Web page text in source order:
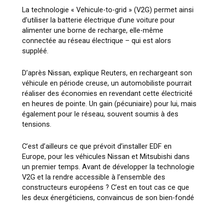
La technologie « Vehicule-to-grid » (V2G) permet ainsi
d’utiliser la batterie électrique d’une voiture pour
alimenter une borne de recharge, elle-même
connectée au réseau électrique – qui est alors
suppléé.
D’après Nissan, explique Reuters, en rechargeant son
véhicule en période creuse, un automobiliste pourrait
réaliser des économies en revendant cette électricité
en heures de pointe. Un gain (pécuniaire) pour lui, mais
également pour le réseau, souvent soumis à des
tensions.
C’est d’ailleurs ce que prévoit d’installer EDF en
Europe, pour les véhicules Nissan et Mitsubishi dans
un premier temps. Avant de développer la technologie
V2G et la rendre accessible à l’ensemble des
constructeurs européens ? C’est en tout cas ce que
les deux énergéticiens, convaincus de son bien-fondé